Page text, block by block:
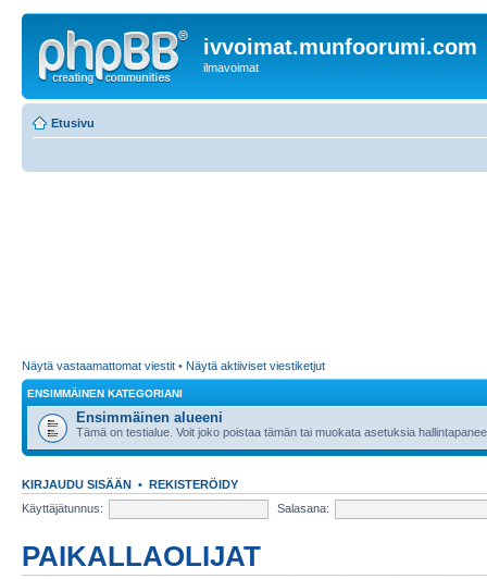
ivvoimat.munfoorumi.com
ilmavoimat
Etusivu
Näytä vastaamattomat viestit • Näytä aktiiviset viestiketjut
ENSIMMÄINEN KATEGORIANI
Ensimmäinen alueeni
Tämä on testialue. Voit joko poistaa tämän tai muokata asetuksia
KIRJAUDU SISÄÄN • REKISTERÖIDY
Käyttäjätunnus:
Salasana:
PAIKALLAOLIJAT